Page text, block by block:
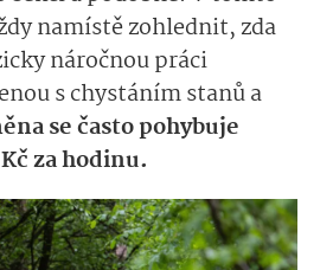
namístě zohlednit, zda
náročnou práci
s chystáním stanů a
se často pohybuje
za hodinu.